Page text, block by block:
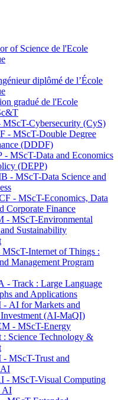
of Science de l'Ecole
diplômé de l’École
gradué de l'Ecole
Cybersecurity (CyS)
- MScT-Double Degree
(DDDF)
- MScT-Data and Economics
(DEPP)
- MScT-Data Science and
- MScT-Economics, Data
Corporate Finance
- MScT-Environmental
Sustainability
Internet of Things :
Management Program
- Track : Large Language
and Applications
AI for Markets and
(AI-MaQI)
- MScT-Energy
: Science Technology &
MScT-Trust and
AI
- MScT-Visual Computing
AI